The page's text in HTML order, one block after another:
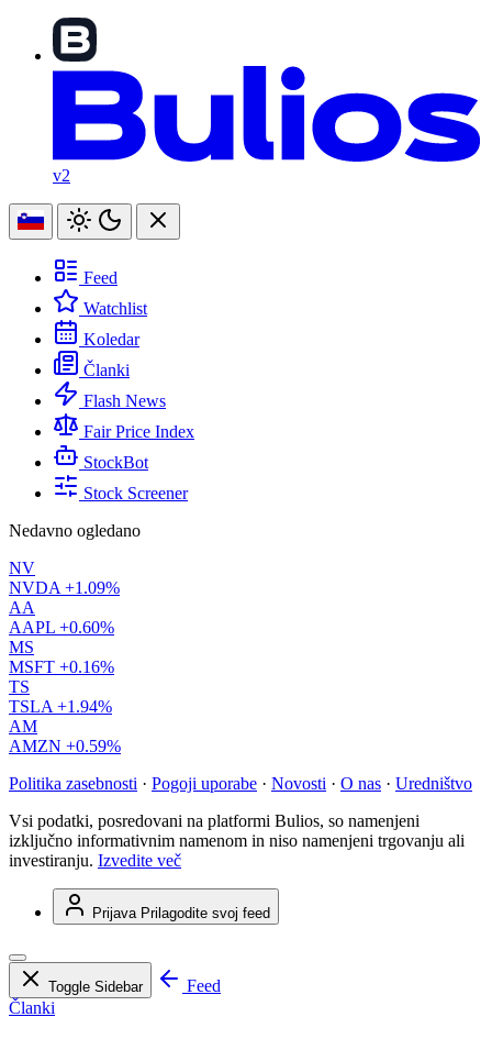
v2
Feed
Watchlist
Koledar
Članki
Flash News
Fair Price Index
StockBot
Stock Screener
Nedavno ogledano
NV
NVDA +1.09%
AA
AAPL +0.60%
MS
MSFT +0.16%
TS
TSLA +1.94%
AM
AMZN +0.59%
Politika zasebnosti · Pogoji uporabe · Novosti · O nas · Uredništvo
Vsi podatki, posredovani na platformi Bulios, so namenjeni
izključno informativnim namenom in niso namenjeni trgovanju ali
investiranju. Izvedite več
Prijava Prilagodite svoj feed
Toggle Sidebar
Feed
Članki